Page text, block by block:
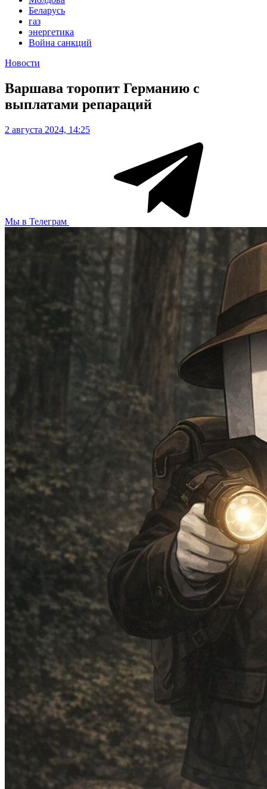
Беларусь
газ
энергетика
Война санкций
Новости
Варшава торопит Германию с
выплатами репараций
2 августа 2024, 14:25
Мы в Телеграм